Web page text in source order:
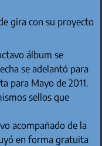
gira con su proyecto
álbum se
se adelantó para
para Mayo de 2011.
sellos que
acompañado de la
en forma gratuita